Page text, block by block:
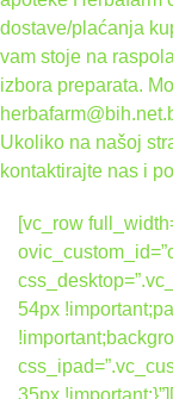
dostave/plaćanja
vam stoje na
izbora preparata.
Ukoliko na našoj
kontaktirajte nas i
[vc_row
54px
35px